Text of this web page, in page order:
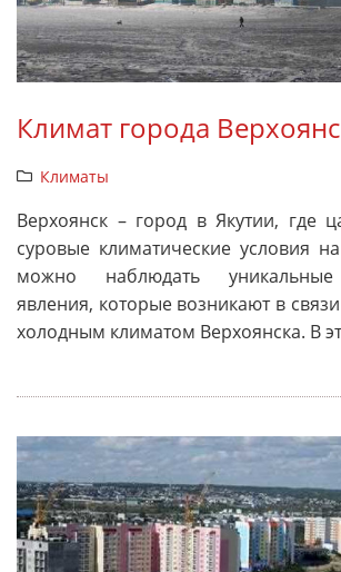
Климат города
Климаты
Верхоянск – город в Якутии, где
суровые климатические условия
можно наблюдать
явления, которые возникают в
холодным климатом Верхоянска. В